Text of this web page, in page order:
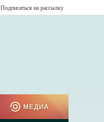
Подписаться на рассылку
МЕДИА